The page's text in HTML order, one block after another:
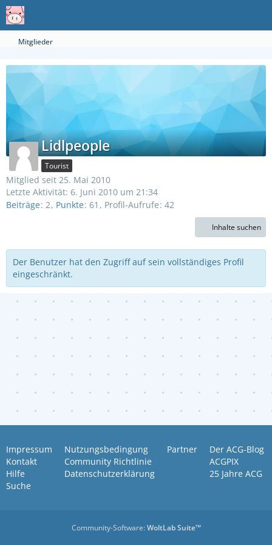
Mitglieder
Lidlpeople
Tourist
Mitglied seit 25. Mai 2010
Letzte Aktivität: 6. Juni 2010 um 21:34
Beiträge 2 Punkte 61 Profil-Aufrufe 42
Inhalte suchen
Der Benutzer hat den Zugriff auf sein vollständiges Profil
eingeschränkt.
Impressum
Kontakt
Hilfe
Suche
Nutzungsbedingung
Community Richtlinie
Datenschutzerklärung
Partner
Der ACG-Blog
ACGPIX
25 Jahre ACG
Community-Software:WoltLab Suite™